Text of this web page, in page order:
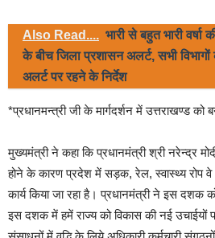
Also Read.... भारी से बहुत भारी वर्षा
के बीच जिला प्रशासन अलर्ट, सभी विभागों
अलर्ट पर रहने के निर्देश
*प्रधानमन्त्री जी के मार्गदर्शन में उत्तराखण्ड को
मुख्यमंत्री ने कहा कि प्रधानमंत्री श्री नरेन्द्र
होने के कारण प्रदेश में सड़क, रेल, स्वास्थ्य रोप
कार्य किया जा रहा है। प्रधानमंत्री ने इस दशक
इस दशक में हमें राज्य को विकास की नई